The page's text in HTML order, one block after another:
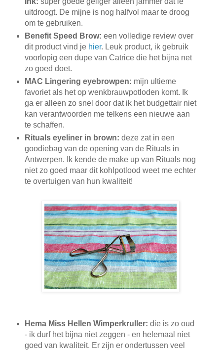
uitdroogt. De mijne is nog halfvol maar te droog
om te gebruiken.
Benefit Speed Brow: een volledige review over
dit product vind je hier. Leuk product, ik gebruik
voorlopig een dupe van Catrice die het bijna net
zo goed doet.
MAC Lingering eyebrowpen: mijn ultieme
favoriet als het op wenkbrauwpotloden komt. Ik
ga er alleen zo snel door dat ik het budgettair niet
kan verantwoorden me telkens een nieuwe aan
te schaffen.
Rituals eyeliner in brown: deze zat in een
goodiebag van de opening van de Rituals in
Antwerpen. Ik kende de make up van Rituals nog
niet zo goed maar dit kohlpotlood weet me echter
te overtuigen van hun kwaliteit!
Hema Miss Hellen Wimperkruller: die is zo oud
- ik durf het bijna niet zeggen - en helemaal niet
goed van kwaliteit. Er zijn er ondertussen veel